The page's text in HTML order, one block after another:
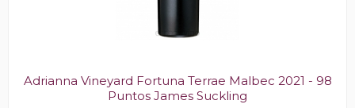
Adrianna Vineyard Fortuna Terrae Malbec 2021 - 98
Puntos James Suckling